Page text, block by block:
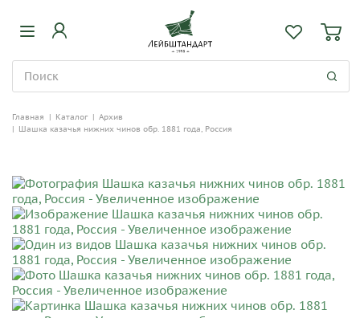
Главная | Каталог | Архив
| Шашка казачья нижних чинов обр. 1881 года, Россия